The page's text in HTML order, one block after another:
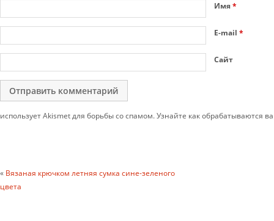
Имя*
E-mail *
Сайт
использует Akismet для борьбы со спамом. Узнайте как обрабатываются
« Вязаная крючком летняя сумка сине-зеленого
цвета